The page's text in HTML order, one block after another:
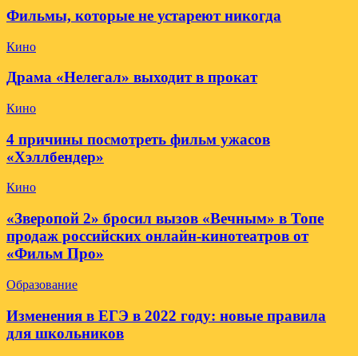
Фильмы, которые не устареют никогда
Кино
Драма «Нелегал» выходит в прокат
Кино
4 причины посмотреть фильм ужасов
«Хэллбендер»
Кино
«Зверопой 2» бросил вызов «Вечным» в Топе
продаж российских онлайн-кинотеатров от
«Фильм Про»
Образование
Изменения в ЕГЭ в 2022 году: новые правила
для школьников